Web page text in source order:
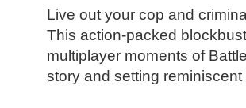
Live out your cop and
This action-packed
multiplayer moments of
story and setting